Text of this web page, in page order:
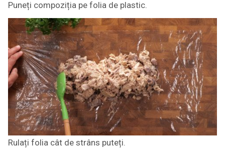
Puneți compoziția pe folia de plastic.
Rulați folia cât de strâns puteți.